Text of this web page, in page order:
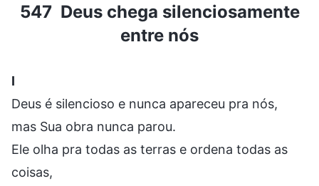
547 Deus chega silenciosamente
entre nós
I
Deus é silencioso e nunca apareceu pra nós,
mas Sua obra nunca parou.
Ele olha pra todas as terras e ordena todas as
coisas,